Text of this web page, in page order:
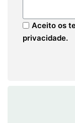
Aceito os
privacidade.